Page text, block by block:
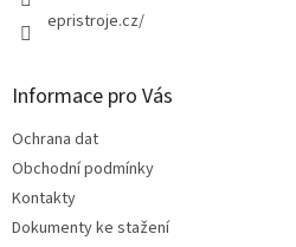
epristroje.cz/
Informace pro Vás
Ochrana dat
Obchodní podmínky
Kontakty
Dokumenty ke stažení